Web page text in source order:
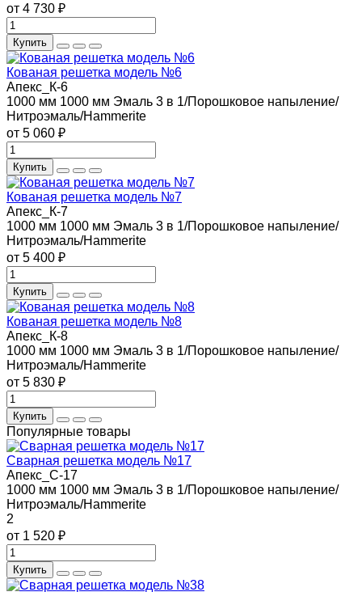
от 4 730 ₽
Купить
Кованая решетка модель №6
Апекс_К-6
1000 мм 1000 мм Эмаль 3 в 1/Порошковое напыление/
Нитроэмаль/Hammerite
от 5 060 ₽
Купить
Кованая решетка модель №7
Апекс_К-7
1000 мм 1000 мм Эмаль 3 в 1/Порошковое напыление/
Нитроэмаль/Hammerite
от 5 400 ₽
Купить
Кованая решетка модель №8
Апекс_К-8
1000 мм 1000 мм Эмаль 3 в 1/Порошковое напыление/
Нитроэмаль/Hammerite
от 5 830 ₽
Купить
Популярные товары
Сварная решетка модель №17
Апекс_С-17
1000 мм 1000 мм Эмаль 3 в 1/Порошковое напыление/
Нитроэмаль/Hammerite
2
от 1 520 ₽
Купить